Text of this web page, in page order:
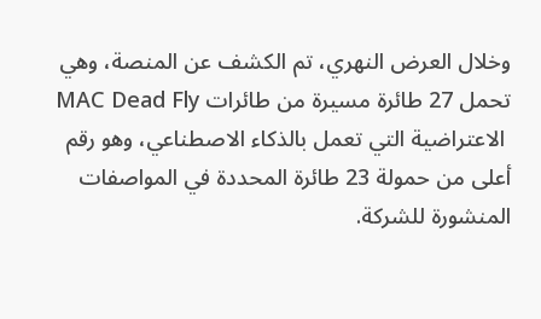
وخلال العرض النهري، تم الكشف عن المنصة، وهي
تحمل 27 طائرة مسيرة من طائرات MAC Dead Fly
الاعتراضية التي تعمل بالذكاء الاصطناعي، وهو رقم
أعلى من حمولة 23 طائرة المحددة في المواصفات
المنشورة للشركة.